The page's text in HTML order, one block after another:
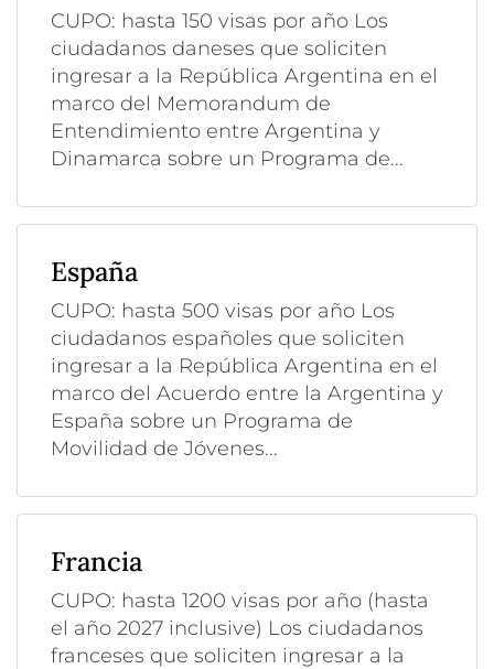
CUPO: hasta 150 visas por año Los
ciudadanos daneses que soliciten
ingresar a la República Argentina en el
marco del Memorandum de
Entendimiento entre Argentina y
Dinamarca sobre un Programa de...
España
CUPO: hasta 500 visas por año Los
ciudadanos españoles que soliciten
ingresar a la República Argentina en el
marco del Acuerdo entre la Argentina y
España sobre un Programa de
Movilidad de Jóvenes...
Francia
CUPO: hasta 1200 visas por año (hasta
el año 2027 inclusive) Los ciudadanos
franceses que soliciten ingresar a la